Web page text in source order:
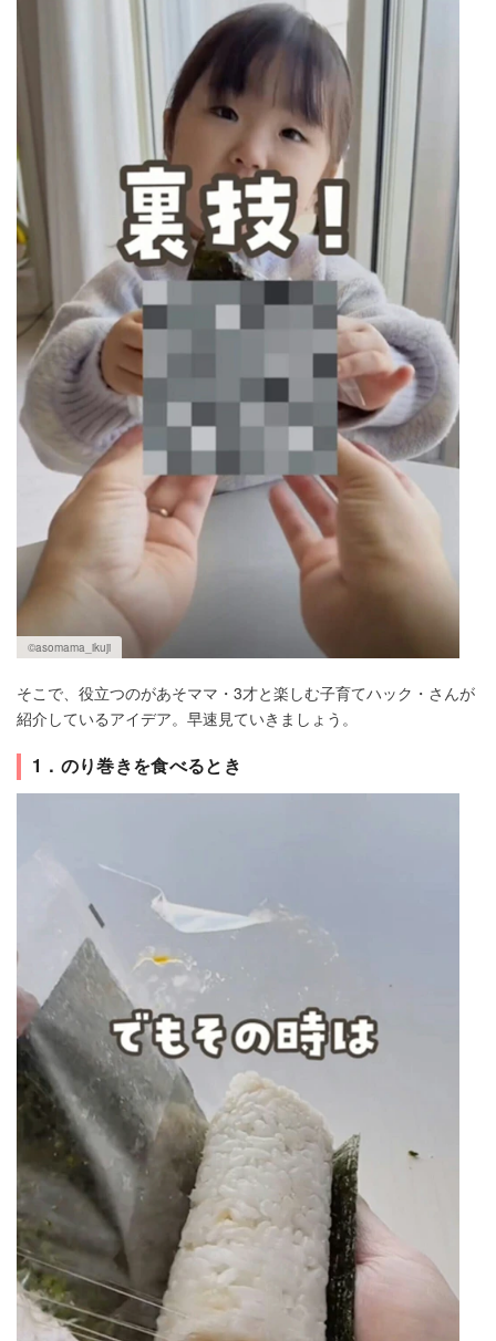
©asomama_ikuji
そこで、役立つのがあそママ・3才と楽しむ子育てハック・さんが
紹介しているアイデア。早速見ていきましょう。
1．のり巻きを食べるとき